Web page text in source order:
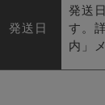
発送日
発送
す。
内」